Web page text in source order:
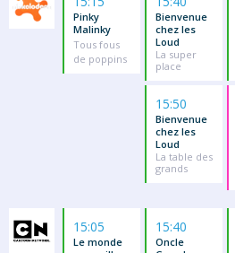
Pinky
Malinky
Tous fous
de poppins
Bienvenue
chez les
Loud
La super
place
15:50
Bienvenue
chez les
Loud
La table des
grands
15:05
Le monde
15:40
Oncle